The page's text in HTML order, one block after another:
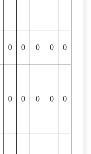
0 0 0 0 0
0 0 0 0 0